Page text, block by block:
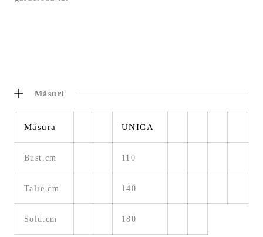
Măsuri
Măsura UNICA
Bust.cm 110
Talie.cm 140
Sold.cm 180